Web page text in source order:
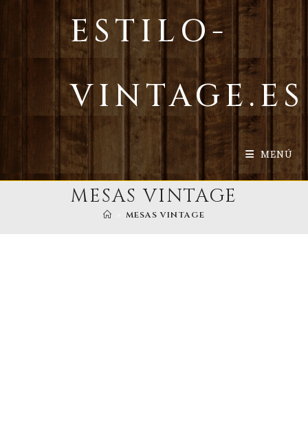
ESTILO-
VINTAGE.ES
MENÚ
MESAS VINTAGE
MESAS VINTAGE